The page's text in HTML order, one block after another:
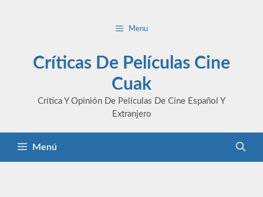
Menu
Críticas De Películas Cine
Cuak
Crítica Y Opinión De Películas De Cine Español Y
Extranjero
Menú